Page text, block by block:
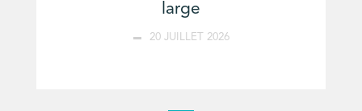
large
20 JUILLET 2026